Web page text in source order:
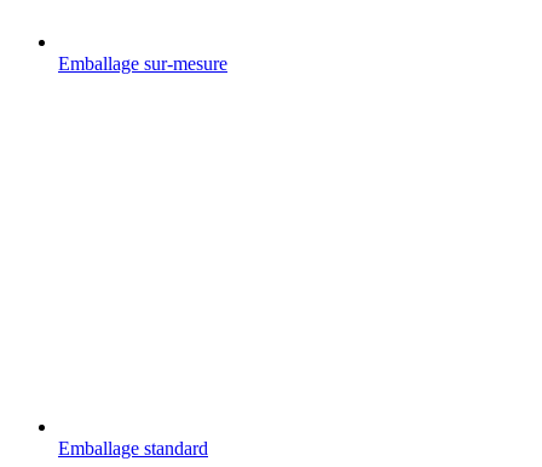
Emballage sur-mesure
Emballage standard